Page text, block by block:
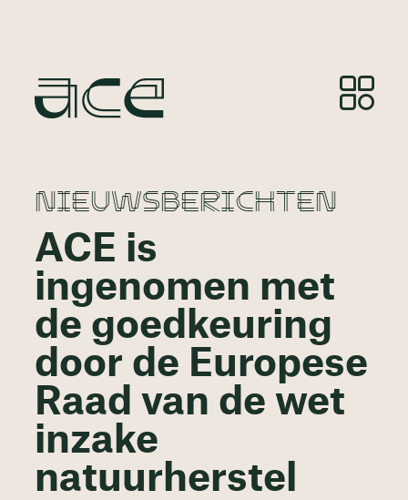
NIEUWSBERICHTEN
ACE is
ingenomen met
de goedkeuring
door de Europese
Raad van de wet
inzake
natuurherstel